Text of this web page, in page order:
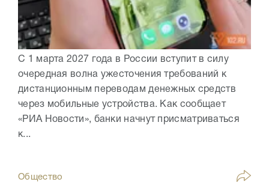
С 1 марта 2027 года в России вступит в силу
очередная волна ужесточения требований к
дистанционным переводам денежных средств
через мобильные устройства. Как сообщает
«РИА Новости», банки начнут присматриваться
к...
Общество